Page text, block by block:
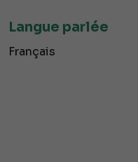
Langue parlée
Français